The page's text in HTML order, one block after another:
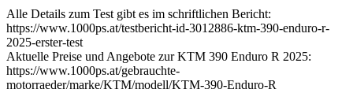
Alle Details zum Test gibt es im schriftlichen Bericht:
https://www.1000ps.at/testbericht-id-3012886-ktm-390-enduro-r-
2025-erster-test
Aktuelle Preise und Angebote zur KTM 390 Enduro R 2025:
https://www.1000ps.at/gebrauchte-
motorraeder/marke/KTM/modell/KTM-390-Enduro-R